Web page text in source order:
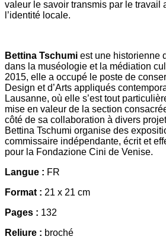
valeur le savoir transmis par le travail
l’identité locale.
Bettina Tschumi est une historienne
dans la muséologie et la médiation
2015, elle a occupé le poste de
Design et d’Arts appliqués
Lausanne, où elle s’est tout
mise en valeur de la section
côté de sa collaboration à divers
Bettina Tschumi organise des
commissaire indépendante, écrit et
pour la Fondazione Cini de Venise.
Langue : FR
Format : 21 x 21 cm
Pages : 132
Reliure : broché